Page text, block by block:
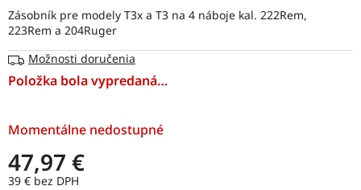
47,97 €
39 € bez DPH
Momentálne nedostupné
Možnosti doručenia
Položka bola vypredaná…
Zásobník pre modely T3x a T3 na 4 náboje kal. 222Rem,
223Rem a 204Ruger
0,0
z
5
hviezdičiek.